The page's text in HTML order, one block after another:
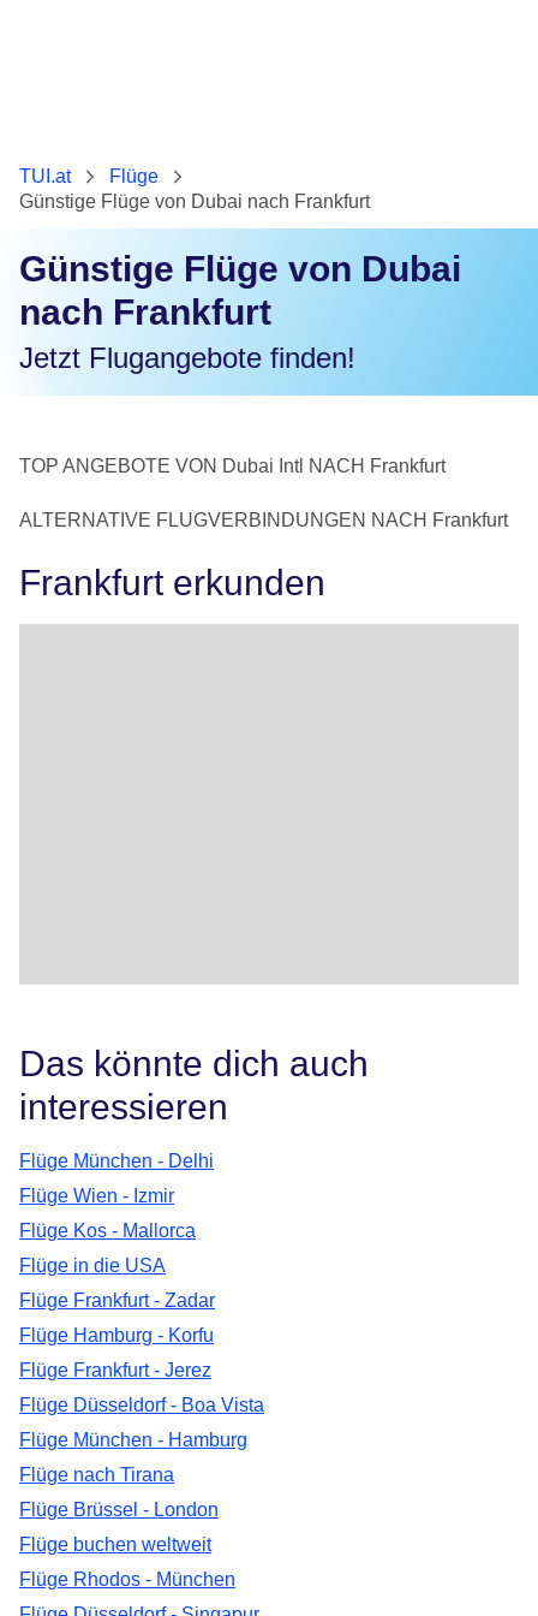
TUI.at
Flüge
Günstige Flüge von Dubai nach Frankfurt
Günstige Flüge von Dubai
nach Frankfurt
Jetzt Flugangebote finden!
TOP ANGEBOTE VON Dubai Intl NACH Frankfurt
ALTERNATIVE FLUGVERBINDUNGEN NACH Frankfurt
Frankfurt erkunden
Das könnte dich auch
interessieren
Flüge München - Delhi
Flüge Wien - Izmir
Flüge Kos - Mallorca
Flüge in die USA
Flüge Frankfurt - Zadar
Flüge Hamburg - Korfu
Flüge Frankfurt - Jerez
Flüge Düsseldorf - Boa Vista
Flüge München - Hamburg
Flüge nach Tirana
Flüge Brüssel - London
Flüge buchen weltweit
Flüge Rhodos - München